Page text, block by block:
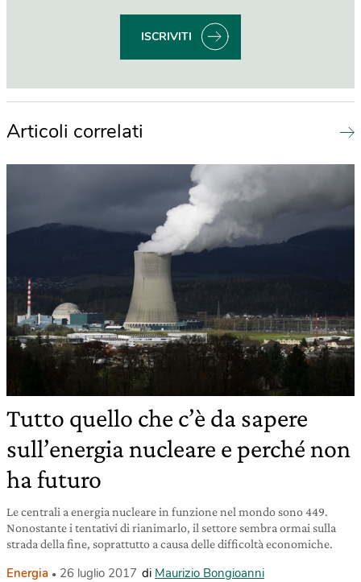
ISCRIVITI
Articoli correlati
Tutto quello che c’è da sapere
sull’energia nucleare e perché non
ha futuro
Le centrali a energia nucleare in funzione nel mondo sono 449.
Nonostante i tentativi di rianimarlo, il settore sembra ormai sulla
strada della fine, soprattutto a causa delle difficoltà economiche.
Energia 26 luglio 2017 di Maurizio Bongioanni